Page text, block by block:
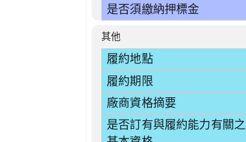
是否須繳納押標金
其他
履約地點
履約期限
廠商資格摘要
是否訂有與履約能力有關之